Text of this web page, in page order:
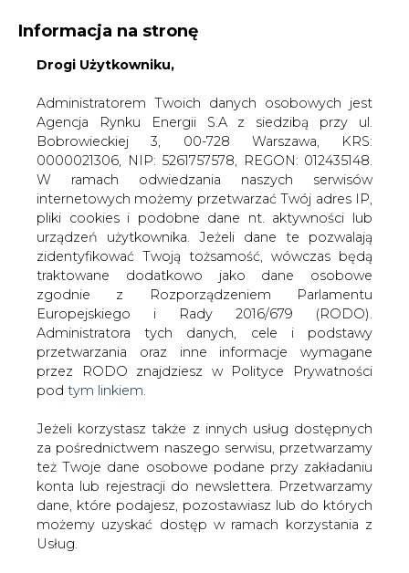
KONTAKT:
WYDAWCA PORTALU:
WYSOKI KONTRAST A A
ZALOGUJ SIĘ
WŁĄCZ CIRE.TV
Informacja na stronę
Drogi Użytkowniku,
Administratorem Twoich danych osobowych jest
Agencja Rynku Energii S.A z siedzibą przy ul.
Bobrowieckiej 3, 00-728 Warszawa, KRS:
0000021306, NIP: 5261757578, REGON: 012435148.
W ramach odwiedzania naszych serwisów
internetowych możemy przetwarzać Twój adres IP,
pliki cookies i podobne dane nt. aktywności lub
urządzeń użytkownika. Jeżeli dane te pozwalają
zidentyfikować Twoją tożsamość, wówczas będą
traktowane dodatkowo jako dane osobowe
zgodnie z Rozporządzeniem Parlamentu
Europejskiego i Rady 2016/679 (RODO).
Administratora tych danych, cele i podstawy
przetwarzania oraz inne informacje wymagane
przez RODO znajdziesz w Polityce Prywatności
pod tym linkiem.
Jeżeli korzystasz także z innych usług dostępnych
za pośrednictwem naszego serwisu, przetwarzamy
też Twoje dane osobowe podane przy zakładaniu
konta lub rejestracji do newslettera. Przetwarzamy
dane, które podajesz, pozostawiasz lub do których
możemy uzyskać dostęp w ramach korzystania z
Usług.
Strona główna RYNEK GAZU /
Zysk netto Gazpromu
spadł w 2014 r. o 70 proc. "To nie koniec kłopotów"
2015-03-31 00:00